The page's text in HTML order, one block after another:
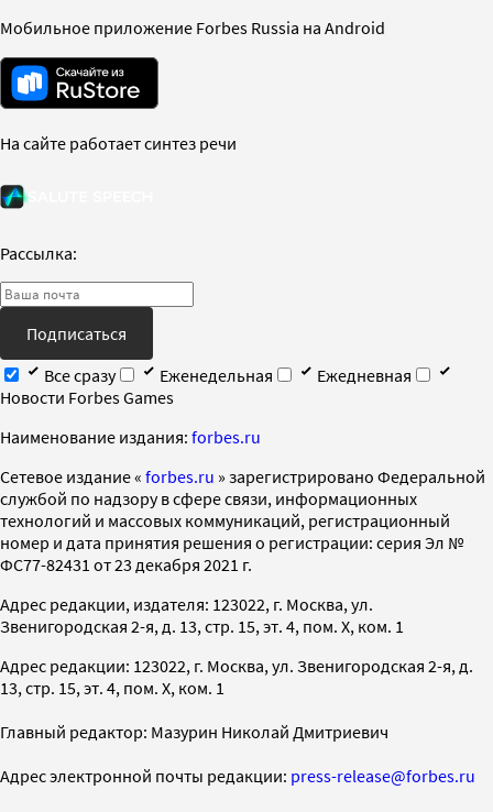
Мобильное приложение Forbes Russia на Android
На сайте работает синтез речи
Рассылка:
Подписаться
Все сразу
Еженедельная
Ежедневная
Новости Forbes Games
Наименование издания: forbes.ru
Cетевое издание « forbes.ru » зарегистрировано Федеральной
службой по надзору в сфере связи, информационных
технологий и массовых коммуникаций, регистрационный
номер и дата принятия решения о регистрации: серия Эл №
ФС77-82431 от 23 декабря 2021 г.
Адрес редакции, издателя: 123022, г. Москва, ул.
Звенигородская 2-я, д. 13, стр. 15, эт. 4, пом. X, ком. 1
Адрес редакции: 123022, г. Москва, ул. Звенигородская 2-я, д.
13, стр. 15, эт. 4, пом. X, ком. 1
Главный редактор: Мазурин Николай Дмитриевич
Адрес электронной почты редакции: press-release@forbes.ru